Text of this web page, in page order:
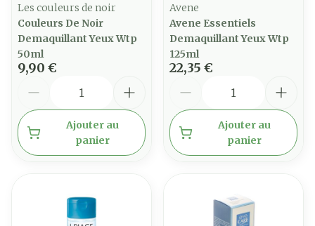
Les couleurs de noir
Couleurs De Noir
Demaquillant Yeux Wtp
50ml
9,90 €
Ajouter au
panier
Avene
Avene Essentiels
Demaquillant Yeux Wtp
125ml
22,35 €
Ajouter au
panier